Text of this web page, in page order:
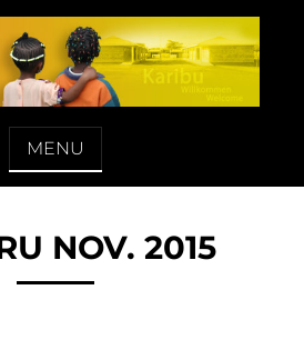
IN KENIA E. V.
MENU
NOV. 2015